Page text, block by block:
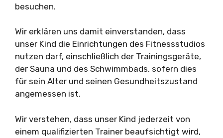
besuchen.
Wir erklären uns damit einverstanden, dass
unser Kind die Einrichtungen des Fitnessstudios
nutzen darf, einschließlich der Trainingsgeräte,
der Sauna und des Schwimmbads, sofern dies
für sein Alter und seinen Gesundheitszustand
angemessen ist.
Wir verstehen, dass unser Kind jederzeit von
einem qualifizierten Trainer beaufsichtigt wird,